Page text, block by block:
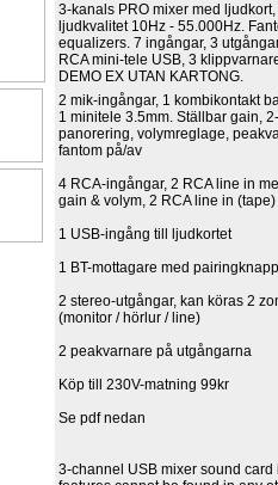
3-kanals PRO mixer med
ljudkvalitet 10Hz - 55.000Hz.
equalizers. 7 ingångar, 3
RCA mini-tele USB, 3
DEMO EX UTAN KARTONG.
2 mik-ingångar, 1 kombikontakt
1 minitele 3.5mm. Ställbar gain,
panorering, volymreglage,
fantom på/av
4 RCA-ingångar, 2 RCA line in
gain & volym, 2 RCA line in (tape)
1 USB-ingång till ljudkortet
1 BT-mottagare med pairingknapp
2 stereo-utgångar, kan köras 2
(monitor / hörlur / line)
2 peakvarnare på utgångarna
Köp till 230V-matning 99kr
Se pdf nedan
3-channel USB mixer sound